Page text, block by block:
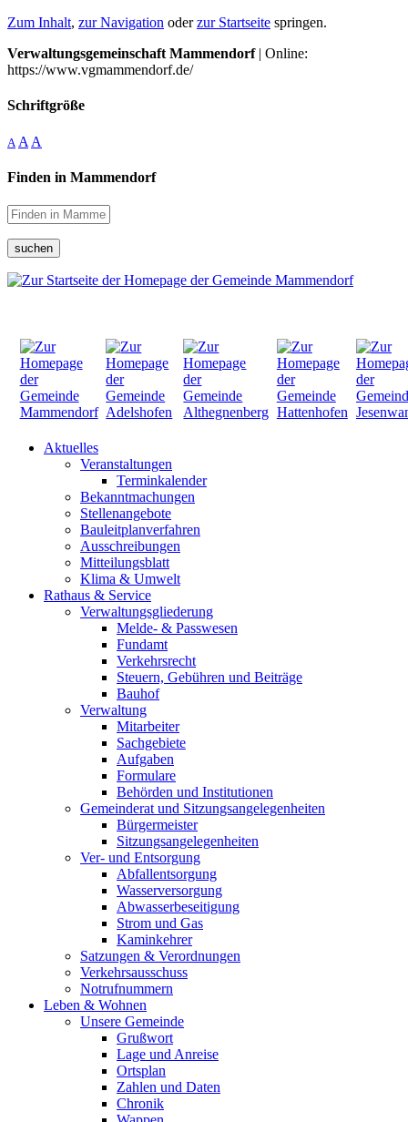
Zum Inhalt, zur Navigation oderzur Startseite springen.
Verwaltungsgemeinschaft Mammendorf| Online:
https://www.vgmammendorf.de/
Schriftgröße
A A A
Finden in Mammendorf
suchen
Aktuelles
Veranstaltungen
Terminkalender
Bekanntmachungen
Stellenangebote
Bauleitplanverfahren
Ausschreibungen
Mitteilungsblatt
Klima & Umwelt
Rathaus & Service
Verwaltungsgliederung
Melde- & Passwesen
Fundamt
Verkehrsrecht
Steuern, Gebühren und Beiträge
Bauhof
Verwaltung
Mitarbeiter
Sachgebiete
Aufgaben
Formulare
Behörden und Institutionen
Gemeinderat und Sitzungsangelegenheiten
Bürgermeister
Sitzungsangelegenheiten
Ver- und Entsorgung
Abfallentsorgung
Wasserversorgung
Abwasserbeseitigung
Strom und Gas
Kaminkehrer
Satzungen & Verordnungen
Verkehrsausschuss
Notrufnummern
Leben & Wohnen
Unsere Gemeinde
Grußwort
Lage und Anreise
Ortsplan
Zahlen und Daten
Chronik